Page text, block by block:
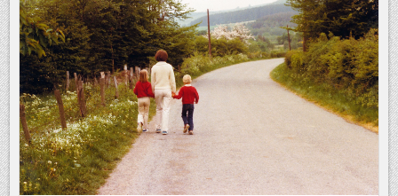
GELD
VON
JUNGEN
LEUTEN
WIRD
FÜR
DÄMLICHE
WAHLGESCHENKE
VERZOCKT“